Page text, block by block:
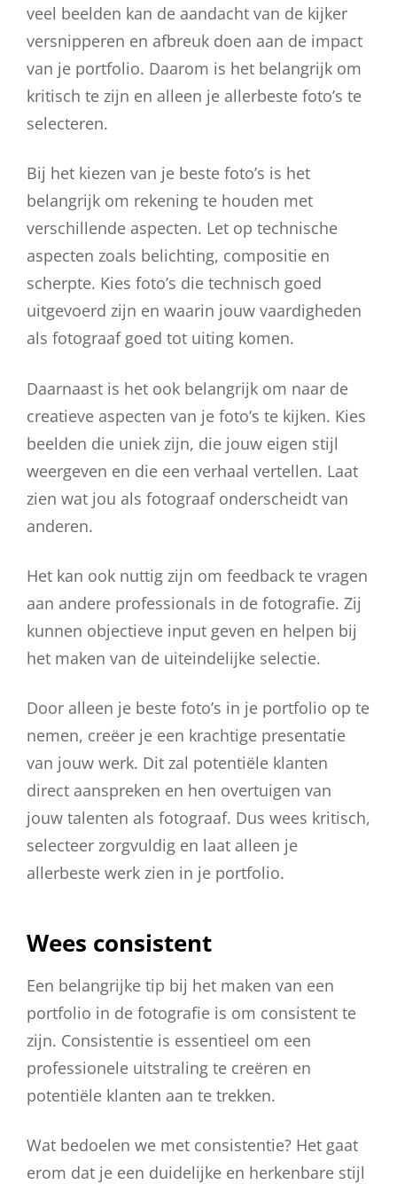
veel beelden kan de aandacht van de kijker
versnipperen en afbreuk doen aan de impact
van je portfolio. Daarom is het belangrijk om
kritisch te zijn en alleen je allerbeste foto’s te
selecteren.
Bij het kiezen van je beste foto’s is het
belangrijk om rekening te houden met
verschillende aspecten. Let op technische
aspecten zoals belichting, compositie en
scherpte. Kies foto’s die technisch goed
uitgevoerd zijn en waarin jouw vaardigheden
als fotograaf goed tot uiting komen.
Daarnaast is het ook belangrijk om naar de
creatieve aspecten van je foto’s te kijken. Kies
beelden die uniek zijn, die jouw eigen stijl
weergeven en die een verhaal vertellen. Laat
zien wat jou als fotograaf onderscheidt van
anderen.
Het kan ook nuttig zijn om feedback te vragen
aan andere professionals in de fotografie. Zij
kunnen objectieve input geven en helpen bij
het maken van de uiteindelijke selectie.
Door alleen je beste foto’s in je portfolio op te
nemen, creëer je een krachtige presentatie
van jouw werk. Dit zal potentiële klanten
direct aanspreken en hen overtuigen van
jouw talenten als fotograaf. Dus wees kritisch,
selecteer zorgvuldig en laat alleen je
allerbeste werk zien in je portfolio.
Wees consistent
Een belangrijke tip bij het maken van een
portfolio in de fotografie is om consistent te
zijn. Consistentie is essentieel om een
professionele uitstraling te creëren en
potentiële klanten aan te trekken.
Wat bedoelen we met consistentie? Het gaat
erom dat je een duidelijke en herkenbare stijl